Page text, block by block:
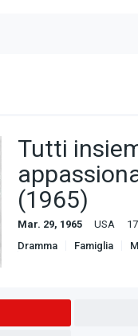
Tutti
(1965)
Mar. 29, 1965 USA
Dramma
Famiglia